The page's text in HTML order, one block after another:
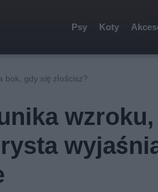
Psy Koty
bok, gdy się złościsz?